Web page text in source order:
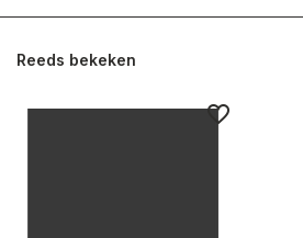
Reeds bekeken